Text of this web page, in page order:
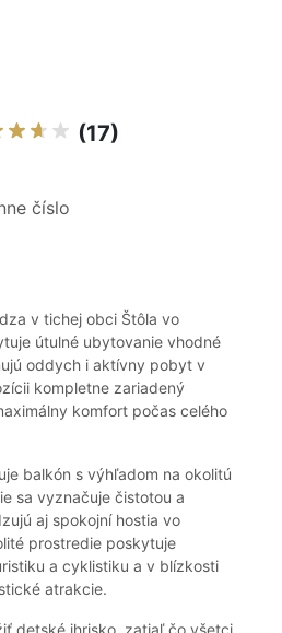
(17)
číslo
v tichej obci Štôla vo
útulné ubytovanie vhodné
oddych i aktívny pobyt v
kompletne zariadený
komfort počas celého
balkón s výhľadom na okolitú
sa vyznačuje čistotou a
aj spokojní hostia vo
prostredie poskytuje
a cyklistiku a v blízkosti
atrakcie.
detské ihrisko, zatiaľ čo všetci